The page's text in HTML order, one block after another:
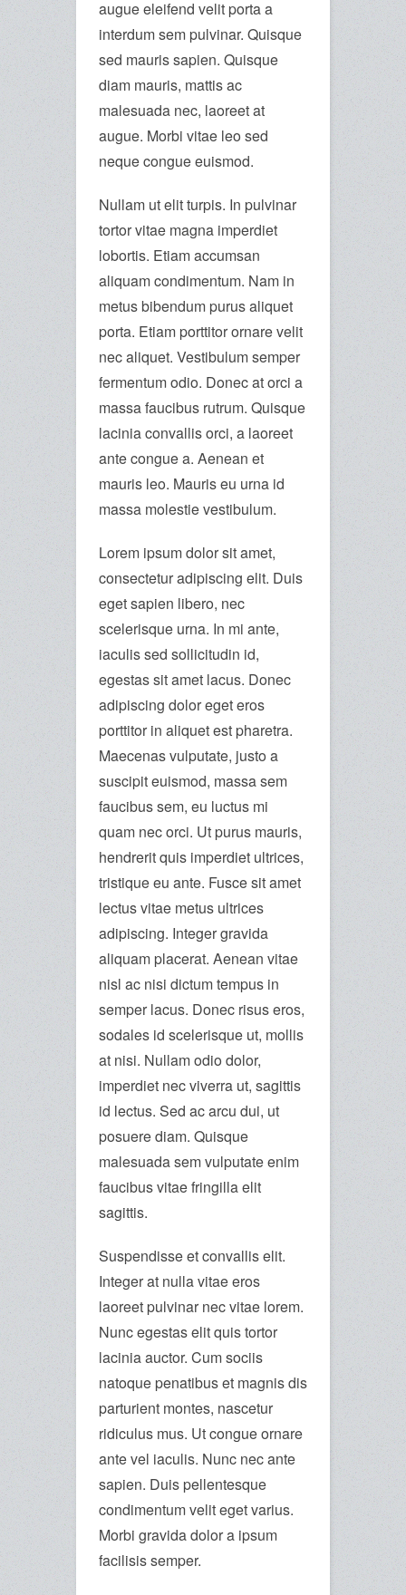
augue eleifend velit porta a
interdum sem pulvinar. Quisque
sed mauris sapien. Quisque
diam mauris, mattis ac
malesuada nec, laoreet at
augue. Morbi vitae leo sed
neque congue euismod.
Nullam ut elit turpis. In pulvinar
tortor vitae magna imperdiet
lobortis. Etiam accumsan
aliquam condimentum. Nam in
metus bibendum purus aliquet
porta. Etiam porttitor ornare velit
nec aliquet. Vestibulum semper
fermentum odio. Donec at orci a
massa faucibus rutrum. Quisque
lacinia convallis orci, a laoreet
ante congue a. Aenean et
mauris leo. Mauris eu urna id
massa molestie vestibulum.
Lorem ipsum dolor sit amet,
consectetur adipiscing elit. Duis
eget sapien libero, nec
scelerisque urna. In mi ante,
iaculis sed sollicitudin id,
egestas sit amet lacus. Donec
adipiscing dolor eget eros
porttitor in aliquet est pharetra.
Maecenas vulputate, justo a
suscipit euismod, massa sem
faucibus sem, eu luctus mi
quam nec orci. Ut purus mauris,
hendrerit quis imperdiet ultrices,
tristique eu ante. Fusce sit amet
lectus vitae metus ultrices
adipiscing. Integer gravida
aliquam placerat. Aenean vitae
nisl ac nisi dictum tempus in
semper lacus. Donec risus eros,
sodales id scelerisque ut, mollis
at nisi. Nullam odio dolor,
imperdiet nec viverra ut, sagittis
id lectus. Sed ac arcu dui, ut
posuere diam. Quisque
malesuada sem vulputate enim
faucibus vitae fringilla elit
sagittis.
Suspendisse et convallis elit.
Integer at nulla vitae eros
laoreet pulvinar nec vitae lorem.
Nunc egestas elit quis tortor
lacinia auctor. Cum sociis
natoque penatibus et magnis dis
parturient montes, nascetur
ridiculus mus. Ut congue ornare
ante vel iaculis. Nunc nec ante
sapien. Duis pellentesque
condimentum velit eget varius.
Morbi gravida dolor a ipsum
facilisis semper.